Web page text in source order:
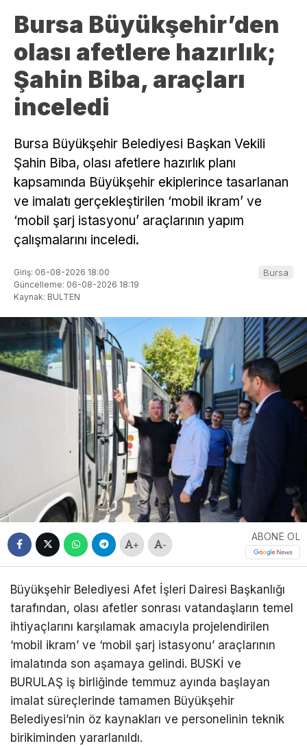
Bursa Büyükşehir’den
olası afetlere hazırlık;
Şahin Biba, araçları
inceledi
Bursa Büyükşehir Belediyesi Başkan Vekili
Şahin Biba, olası afetlere hazırlık planı
kapsamında Büyükşehir ekiplerince tasarlanan
ve imalatı gerçekleştirilen ‘mobil ikram’ ve
‘mobil şarj istasyonu’ araçlarının yapım
çalışmalarını inceledi.
Giriş: 06-08-2026 18:00
Güncelleme: 06-08-2026 18:19
Kaynak: BULTEN
Bursa
+ -
ABONE OL
Büyükşehir Belediyesi Afet İşleri Dairesi Başkanlığı
tarafından, olası afetler sonrası vatandaşların temel
ihtiyaçlarını karşılamak amacıyla projelendirilen
‘mobil ikram’ ve ‘mobil şarj istasyonu’ araçlarının
imalatında son aşamaya gelindi. BUSKİ ve
BURULAŞ iş birliğinde temmuz ayında başlayan
imalat süreçlerinde tamamen Büyükşehir
Belediyesi’nin öz kaynakları ve personelinin teknik
birikiminden yararlanıldı.